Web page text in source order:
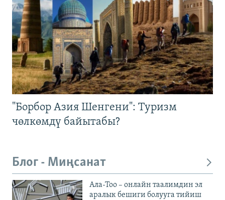
"Борбор Азия Шенгени": Туризм
чөлкөмдү байытабы?
Блог - Миңсанат
Ала-Тоо – онлайн таалимдин эл
аралык бешиги болууга тийиш